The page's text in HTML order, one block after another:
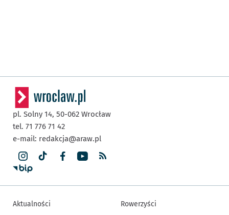
pl. Solny 14, 50-062 Wrocław
tel. 71 776 71 42
e-mail: redakcja@araw.pl
Aktualności
Rowerzyści